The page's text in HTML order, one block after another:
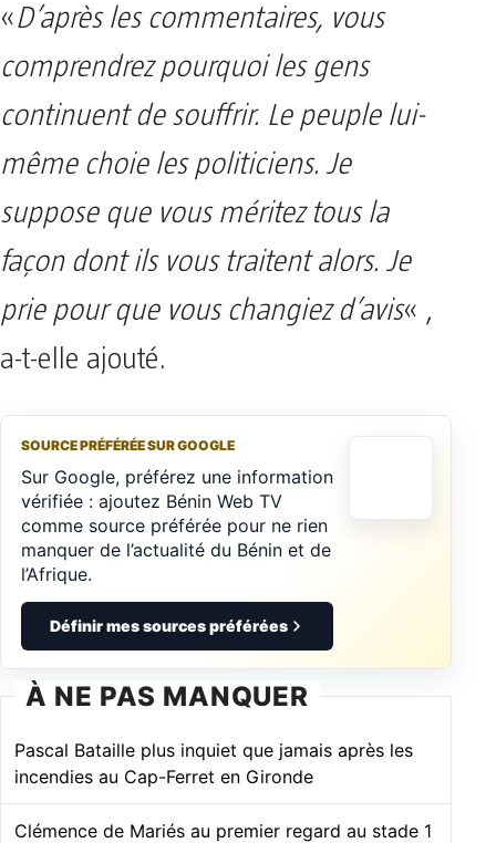
«D’après les commentaires, vous
comprendrez pourquoi les gens
continuent de souffrir. Le peuple lui-
même choie les politiciens. Je
suppose que vous méritez tous la
façon dont ils vous traitent alors. Je
prie pour que vous changiez d’avis« ,
a-t-elle ajouté.
SOURCE PRÉFÉRÉE SUR GOOGLE
Sur Google, préférez une information
vérifiée : ajoutez Bénin Web TV
comme source préférée pour ne rien
manquer de l’actualité du Bénin et de
l’Afrique.
Définir mes sources préférées
À NE PAS MANQUER
Pascal Bataille plus inquiet que jamais après les
incendies au Cap-Ferret en Gironde
Clémence de Mariés au premier regard au stade 1